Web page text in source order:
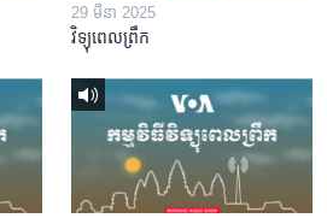
29 មីនា 2025
វិទ្យុពេលព្រឹក